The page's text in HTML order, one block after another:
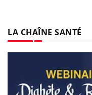
LA CHAÎNE SANTÉ